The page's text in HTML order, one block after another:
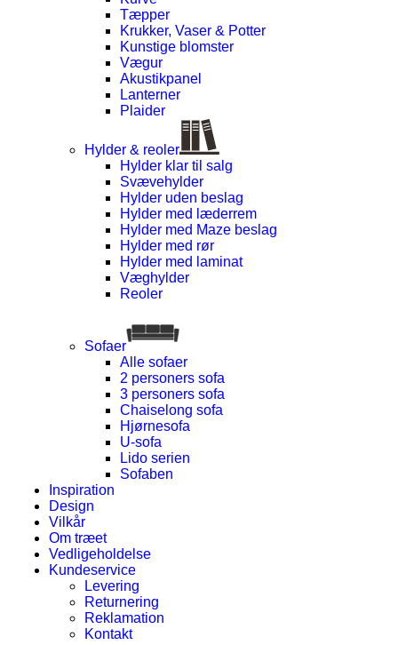
Tæpper
Krukker, Vaser & Potter
Kunstige blomster
Vægur
Akustikpanel
Lanterner
Plaider
Hylder & reoler
Hylder klar til salg
Svævehylder
Hylder uden beslag
Hylder med læderrem
Hylder med Maze beslag
Hylder med rør
Hylder med laminat
Væghylder
Reoler
Sofaer
Alle sofaer
2 personers sofa
3 personers sofa
Chaiselong sofa
Hjørnesofa
U-sofa
Lido serien
Sofaben
Inspiration
Design
Vilkår
Om træet
Vedligeholdelse
Kundeservice
Levering
Returnering
Reklamation
Kontakt